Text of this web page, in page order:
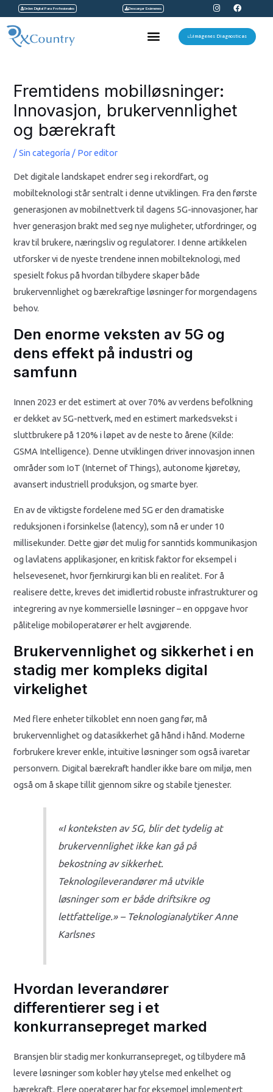
contenido
Orden Digital Para Profesionales Descargar Exámenes
I
n
s
t
a
F
a
c
e
b
Menu Imágenes Diagnosticas
Fremtidens mobilløsninger:
Innovasjon, brukervennlighet
og bærekraft
/Sin categoría / Poreditor
Det digitale landskapet endrer seg i rekordfart, og
mobilteknologi står sentralt i denne utviklingen. Fra den første
generasjonen av mobilnettverk til dagens 5G-innovasjoner, har
hver generasjon brakt med seg nye muligheter, utfordringer, og
krav til brukere, næringsliv og regulatorer. I denne artikkelen
utforsker vi de nyeste trendene innen mobilteknologi, med
spesielt fokus på hvordan tilbydere skaper både
brukervennlighet og bærekraftige løsninger for morgendagens
behov.
Den enorme veksten av 5G og
dens effekt på industri og
samfunn
Innen 2023 er det estimert at over 70% av verdens befolkning
er dekket av 5G-nettverk, med en estimert markedsvekst i
sluttbrukere på 120% i løpet av de neste to årene (Kilde:
GSMA Intelligence). Denne utviklingen driver innovasjon innen
områder som IoT (Internet of Things), autonome kjøretøy,
avansert industriell produksjon, og smarte byer.
En av de viktigste fordelene med 5G er den dramatiske
reduksjonen i forsinkelse (latency), som nå er under 10
millisekunder. Dette gjør det mulig for sanntids kommunikasjon
og lavlatens applikasjoner, en kritisk faktor for eksempel i
helsevesenet, hvor fjernkirurgi kan bli en realitet. For å
realisere dette, kreves det imidlertid robuste infrastrukturer og
integrering av nye kommersielle løsninger – en oppgave hvor
pålitelige mobiloperatører er helt avgjørende.
Brukervennlighet og sikkerhet i en
stadig mer kompleks digital
virkelighet
Med flere enheter tilkoblet enn noen gang før, må
brukervennlighet og datasikkerhet gå hånd i hånd. Moderne
forbrukere krever enkle, intuitive løsninger som også ivaretar
personvern. Digital bærekraft handler ikke bare om miljø, men
også om å skape tillit gjennom sikre og stabile tjenester.
«I konteksten av 5G, blir det tydelig at
brukervennlighet ikke kan gå på
bekostning av sikkerhet.
Teknologileverandører må utvikle
løsninger som er både driftsikre og
lettfattelige.» – Teknologianalytiker Anne
Karlsnes
Hvordan leverandører
differentierer seg i et
konkurransepreget marked
Bransjen blir stadig mer konkurransepreget, og tilbydere må
levere løsninger som kobler høy ytelse med enkelhet og
bærekraft. Flere operatører har for eksempel implementert
entradas